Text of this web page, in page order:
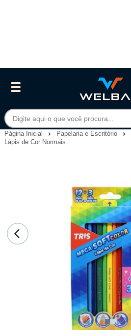
Página Inicial Papelaria e Escritório
Lápis de Cor Normais